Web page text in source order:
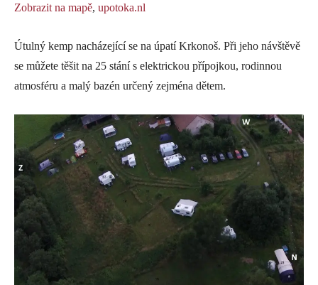
Zobrazit na mapě, upotoka.nl
Útulný kemp nacházející se na úpatí Krkonoš. Při jeho návštěvě
se můžete těšit na 25 stání s elektrickou přípojkou, rodinnou
atmosféru a malý bazén určený zejména dětem.